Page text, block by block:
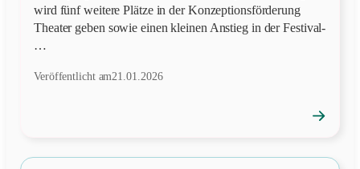
wird fünf weitere Plätze in der Konzeptionsförderung
Theater geben sowie einen kleinen Anstieg in der Festival-
…
Veröffentlicht am21.01.2026
→